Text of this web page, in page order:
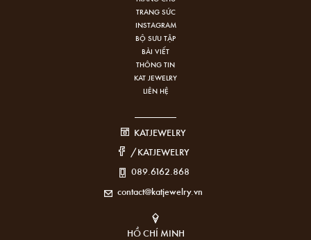
TRANG SỨC
INSTAGRAM
BỘ SƯU TẬP
BÀI VIẾT
THÔNG TIN
KAT JEWELRY
LIÊN HỆ
KATJEWELRY
/KATJEWELRY
089.6162.868
contact@katjewelry.vn
HỒ CHÍ MINH